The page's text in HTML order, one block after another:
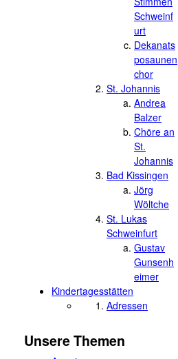
Schweinf
urt
Dekanats
posaunen
chor
St. Johannis
Andrea
Balzer
Chöre an
St.
Johannis
Bad Kissingen
Jörg
Wöltche
St. Lukas
Schweinfurt
Gustav
Gunsenh
eimer
Kindertagesstätten
Adressen
Unsere Themen